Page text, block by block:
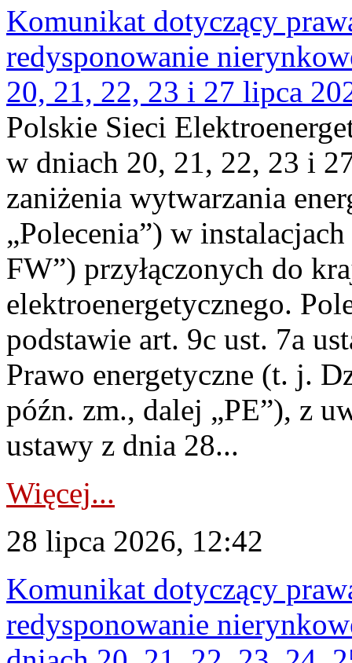
Komunikat dotyczący
redysponowanie
20, 21, 22, 23 i 27 lipca
Polskie Sieci
w dniach 20, 21, 22, 23 i
zaniżenia wytwarzania
„Polecenia”) w
FW”) przyłączonych do
elektroenergetycznego.
podstawie art. 9c ust. 7a
Prawo energetyczne (t. j.
późn. zm., dalej „PE”), z
ustawy z dnia 28...
Więcej...
28 lipca 2026, 12:42
Komunikat dotyczący
redysponowanie